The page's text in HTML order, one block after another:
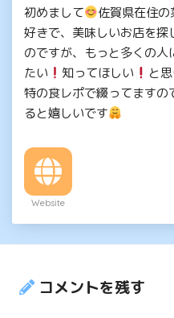
初めまして
佐賀県在住
好きで、美味しいお店を
のですが、もっと多くの
たい
知ってほしい と
特の食レポで綴ってます
ると嬉しいです
Website
コメントを残す